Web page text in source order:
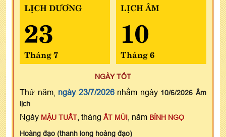
LỊCH DƯƠNG
23
Tháng 7
LỊCH ÂM
10
Tháng 6
NGÀY TỐT
Thứ năm, ngày 23/7/2026nhằm ngày 10/6/2026 Âm
lịch
Ngày MẬU TUẤT , tháng ẤT MÙI , năm BÍNH NGỌ
Hoàng đạo (thanh long hoàng đạo)